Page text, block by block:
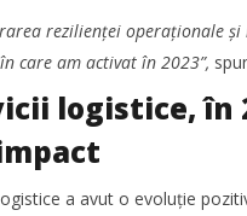
rezilienței operaționale
care am activat în 2023”,
logistice, în
a avut o evoluție